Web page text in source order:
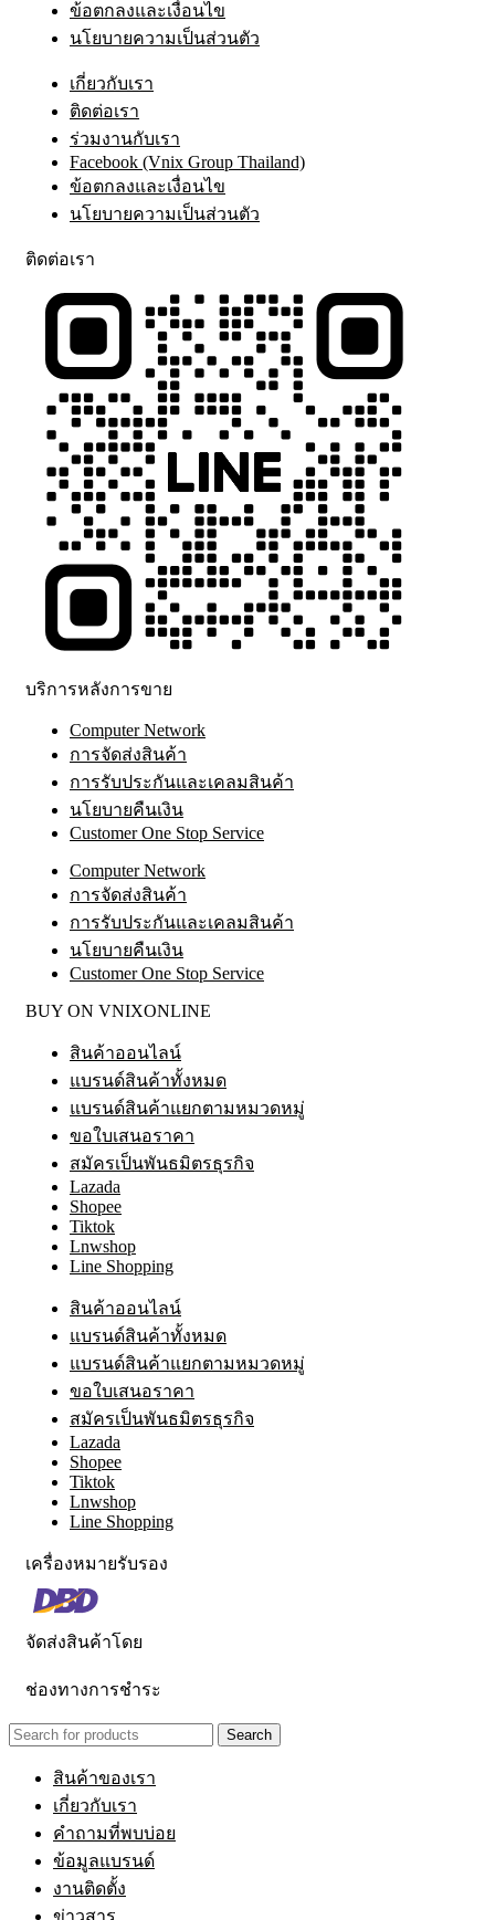
ข้อตกลงและเงื่อนไข
นโยบายความเป็นส่วนตัว
เกี่ยวกับเรา
ติดต่อเรา
ร่วมงานกับเรา
Facebook (Vnix Group Thailand)
ข้อตกลงและเงื่อนไข
นโยบายความเป็นส่วนตัว
ติดต่อเรา
บริการหลังการขาย
Computer Network
การจัดส่งสินค้า
การรับประกันและเคลมสินค้า
นโยบายคืนเงิน
Customer One Stop Service
Computer Network
การจัดส่งสินค้า
การรับประกันและเคลมสินค้า
นโยบายคืนเงิน
Customer One Stop Service
BUY ON VNIXONLINE
สินค้าออนไลน์
แบรนด์สินค้าทั้งหมด
แบรนด์สินค้าแยกตามหมวดหมู่
ขอใบเสนอราคา
สมัครเป็นพันธมิตรธุรกิจ
Lazada
Shopee
Tiktok
Lnwshop
Line Shopping
สินค้าออนไลน์
แบรนด์สินค้าทั้งหมด
แบรนด์สินค้าแยกตามหมวดหมู่
ขอใบเสนอราคา
สมัครเป็นพันธมิตรธุรกิจ
Lazada
Shopee
Tiktok
Lnwshop
Line Shopping
เครื่องหมายรับรอง
จัดส่งสินค้าโดย
ช่องทางการชำระ
Search
สินค้าของเรา
เกี่ยวกับเรา
คำถามที่พบบ่อย
ข้อมูลแบรนด์
งานติดตั้ง